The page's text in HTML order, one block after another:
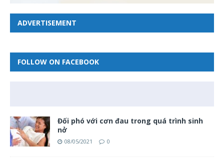
ADVERTISEMENT
FOLLOW ON FACEBOOK
Đối phó với cơn đau trong quá trình sinh
nở
08/05/2021 0